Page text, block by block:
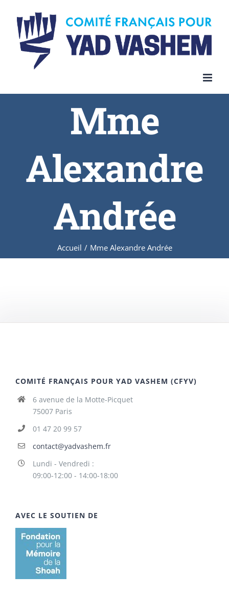
content
Mme
Alexandre
Andrée
Accueil / Mme Alexandre Andrée
COMITÉ FRANÇAIS POUR YAD VASHEM (CFYV)
6 avenue de la Motte-Picquet
75007 Paris
01 47 20 99 57
contact@yadvashem.fr
Lundi - Vendredi :
09:00-12:00 - 14:00-18:00
AVEC LE SOUTIEN DE